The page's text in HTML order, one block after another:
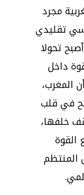
مجرد
تقليدي
تحولا
داخل
المغرب،
في قلب
خلفها،
القوة
المنتظم